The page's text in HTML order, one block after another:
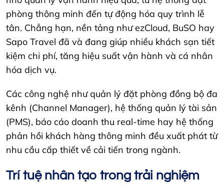
phòng thông minh đến tự động hóa quy trình lễ
tân. Chẳng hạn, nền tảng như ezCloud, BuSO hay
Sapo Travel đã và đang giúp nhiều khách sạn tiết
kiệm chi phí, tăng hiệu suất vận hành và cá nhân
hóa dịch vụ.
Các công nghệ như quản lý đặt phòng đồng bộ đa
kênh (Channel Manager), hệ thống quản lý tài sản
(PMS), báo cáo doanh thu real-time hay hệ thống
phản hồi khách hàng thông minh đều xuất phát từ
nhu cầu cấp thiết về cải tiến trong ngành.
Trí tuệ nhân tạo trong trải nghiệm